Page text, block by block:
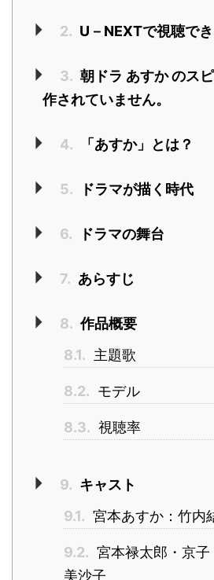
2. U－NEXTで視聴で
3. 朝ドラ あすか のス
作されていません。
4. 「あすか」とは？
5. ドラマが描く時代
6. ドラマの舞台
7. あらすじ
8. 作品概要
8.1. 主題歌
8.2. モデル
8.3. 視聴率
9. キャスト
9.1. 宮本あすか：竹内
9.2. 宮本禄太郎・京
美沙子